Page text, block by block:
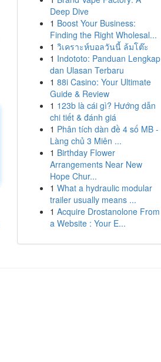
Deep Dive
1 Boost Your Business:
Finding the Right Wholesal...
1 วิเคราะห์บอลวันนี้ ล้มโต๊ะ
1 Indototo: Panduan Lengkap
dan Ulasan Terbaru
1 88i Casino: Your Ultimate
Guide & Review
1 123b là cái gì? Hướng dẫn
chi tiết & đánh giá
1 Phân tích dàn đề 4 số MB -
Làng chủ 3 Miên ...
1 Birthday Flower
Arrangements Near New
Hope Chur...
1 What a hydraulic modular
trailer usually means ...
1 Acquire Drostanolone From
a Website : Your E...